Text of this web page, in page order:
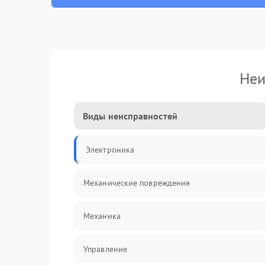
Виды неисправностей
Электроника
Механические повреждения
Механика
Управление